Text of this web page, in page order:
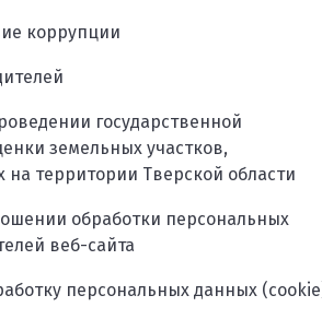
коррупции
государственной
земельных участков,
на территории Тверской области
обработки персональных
веб-сайта
персональных данных